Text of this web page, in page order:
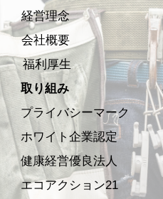
経営理念
会社概要
福利厚生
取り組み
プライバシーマーク
ホワイト企業認定
健康経営優良法人
エコアクション21